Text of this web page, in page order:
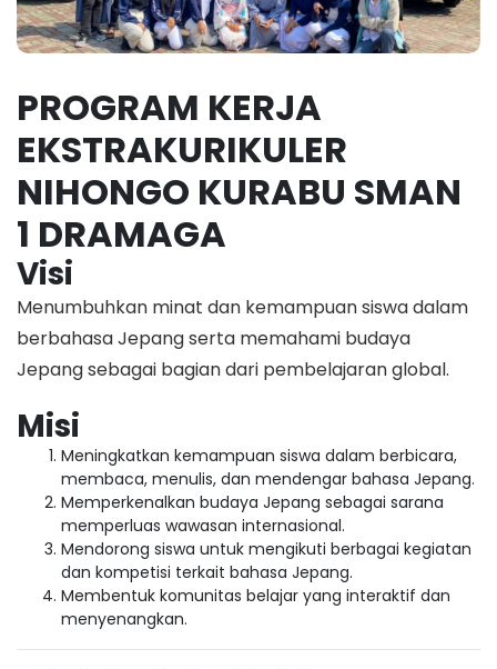
PROGRAM KERJA
EKSTRAKURIKULER
NIHONGO KURABU SMAN
1 DRAMAGA
Visi
Menumbuhkan minat dan kemampuan siswa dalam
berbahasa Jepang serta memahami budaya
Jepang sebagai bagian dari pembelajaran global.
Misi
Meningkatkan kemampuan siswa dalam berbicara,
membaca, menulis, dan mendengar bahasa Jepang.
Memperkenalkan budaya Jepang sebagai sarana
memperluas wawasan internasional.
Mendorong siswa untuk mengikuti berbagai kegiatan
dan kompetisi terkait bahasa Jepang.
Membentuk komunitas belajar yang interaktif dan
menyenangkan.